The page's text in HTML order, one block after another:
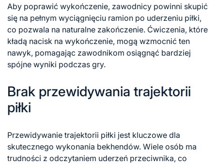
Aby poprawić wykończenie, zawodnicy powinni skupić
się na pełnym wyciągnięciu ramion po uderzeniu piłki,
co pozwala na naturalne zakończenie. Ćwiczenia, które
kładą nacisk na wykończenie, mogą wzmocnić ten
nawyk, pomagając zawodnikom osiągnąć bardziej
spójne wyniki podczas gry.
Brak przewidywania trajektorii
piłki
Przewidywanie trajektorii piłki jest kluczowe dla
skutecznego wykonania bekhendów. Wiele osób ma
trudności z odczytaniem uderzeń przeciwnika, co